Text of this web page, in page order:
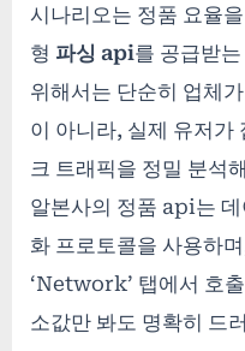
시나리오는 정품 요율
형 파싱 api를 공급받
위해서는 단순히 업체
이 아니라, 실제 유저가
크 트래픽을 정밀 분석
알본사의 정품 api는
화 프로토콜을 사용하
‘Network’ 탭에서 호
소값만 봐도 명확히 드